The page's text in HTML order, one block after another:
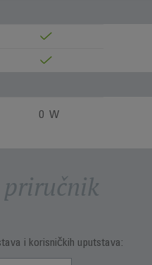
0 W
i korisničkih uputstava: